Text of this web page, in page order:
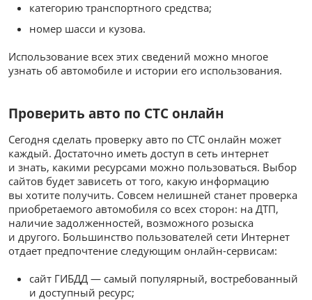
категорию транспортного средства;
номер шасси и кузова.
Использование всех этих сведений можно многое
узнать об автомобиле и истории его использования.
Проверить авто по СТС онлайн
Сегодня сделать проверку авто по СТС онлайн может
каждый. Достаточно иметь доступ в сеть интернет
и знать, какими ресурсами можно пользоваться. Выбор
сайтов будет зависеть от того, какую информацию
вы хотите получить. Совсем нелишней станет проверка
приобретаемого автомобиля со всех сторон: на ДТП,
наличие задолженностей, возможного розыска
и другого. Большинство пользователей сети Интернет
отдает предпочтение следующим онлайн-сервисам:
сайт ГИБДД — самый популярный, востребованный
и доступный ресурс;